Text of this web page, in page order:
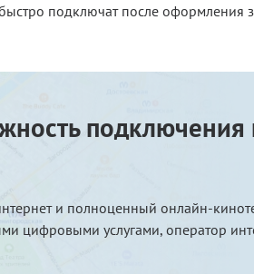
подключат после оформления
подключения
и полноценный онлайн-
цифровыми услугами, оператор